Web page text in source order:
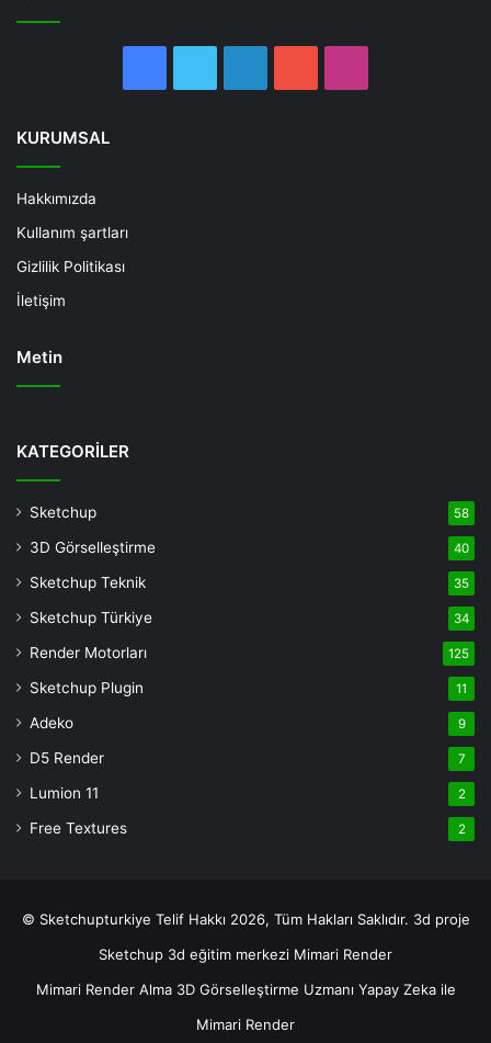
KURUMSAL
Hakkımızda
Kullanım şartları
Gizlilik Politikası
İletişim
Metin
Bonusu
Bonusu
casino
bonusu
veren
bonusu
veren
KATEGORİLER
Sketchup 58
3D Görselleştirme 40
Sketchup Teknik 35
Sketchup Türkiye 34
Render Motorları 125
Sketchup Plugin 11
Adeko 9
D5 Render 7
Lumion 11 2
Free Textures 2
© Sketchupturkiye Telif Hakkı 2026, Tüm Hakları Saklıdır. 3d proje
Sketchup 3d eğitim merkezi Mimari Render
Mimari Render Alma 3D Görselleştirme Uzmanı Yapay Zeka ile
Mimari Render